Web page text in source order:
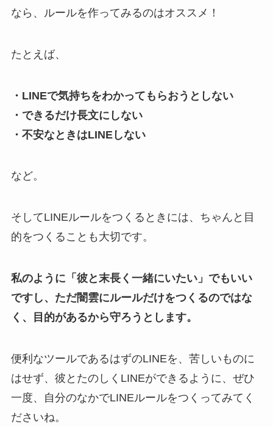
なら、ルールを作ってみるのはオススメ！
たとえば、
・LINEで気持ちをわかってもらおうとしない
・できるだけ長文にしない
・不安なときはLINEしない
など。
そしてLINEルールをつくるときには、ちゃんと目
的をつくることも大切です。
私のように「彼と末長く一緒にいたい」でもいい
ですし、ただ闇雲にルールだけをつくるのではな
く、目的があるから守ろうとします。
便利なツールであるはずのLINEを、苦しいものに
はせず、彼とたのしくLINEができるように、ぜひ
一度、自分のなかでLINEルールをつくってみてく
ださいね。